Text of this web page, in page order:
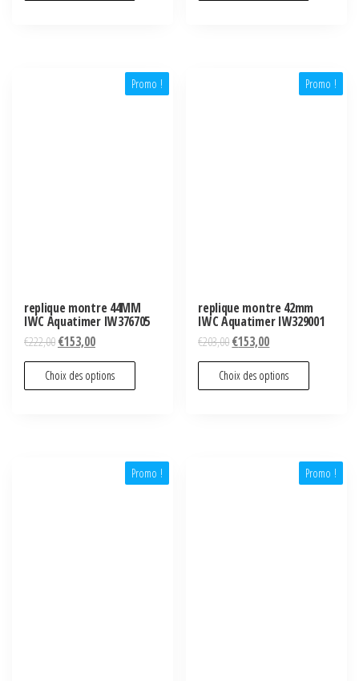
Promo !
replique montre 44MM
IWC Aquatimer IW376705
€222,00€153,00
Choix des options
Promo !
replique montre 42mm
IWC Aquatimer IW329001
€203,00€153,00
Choix des options
Promo ! Promo !